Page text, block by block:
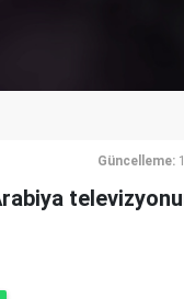
Güncelleme: